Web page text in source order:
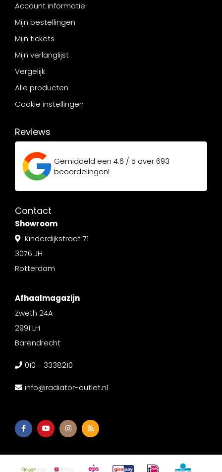
Account informatie
Mijn bestellingen
Mijn tickets
Mijn verlanglijst
Vergelijk
Alle producten
Cookie instellingen
Reviews
Gemiddeld een 4.6 / 5 over693
beoordelingen!
Contact
Showroom
Kinderdijkstraat 71
3076 JH
Rotterdam
Afhaalmagazijn
Zweth 24A
2991 LH
Barendrecht
010 - 3338210
info@radiator-outlet.nl